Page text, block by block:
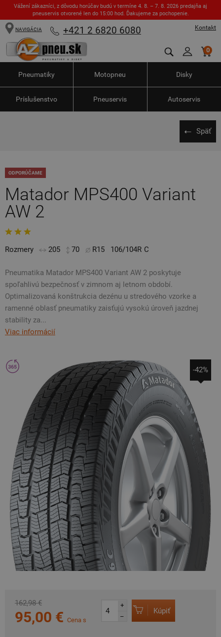
Vážení zákazníci, z dôvodu horúčav budú v termíne 4. 8. – 7. 8. 2026 predajňa aj
pneuservis otvorené len do 15:00 hod. Ďakujeme za pochopenie.
Kontakt
NAVIGÁCIA +421 2 6820 6080
0
Pneumatiky Motopneu Disky
Príslušenstvo Pneuservis Autoservis
Späť
ODPORÚČAME
Matador MPS400 Variant
AW 2
Rozmery 205 70 R15 106/104R C
Pneumatika Matador MPS400 Variant AW 2 poskytuje
spoľahlivú bezpečnosť v zimnom aj letnom období.
Optimalizovaná konštrukcia dezénu u stredového vzorke a
ramenné oblasť pneumatiky zaisťujú vysokú úroveň jazdnej
stability za...
Viac informácií
-42%
162,98 €
95,00 € Cena s
+
–
Kúpiť